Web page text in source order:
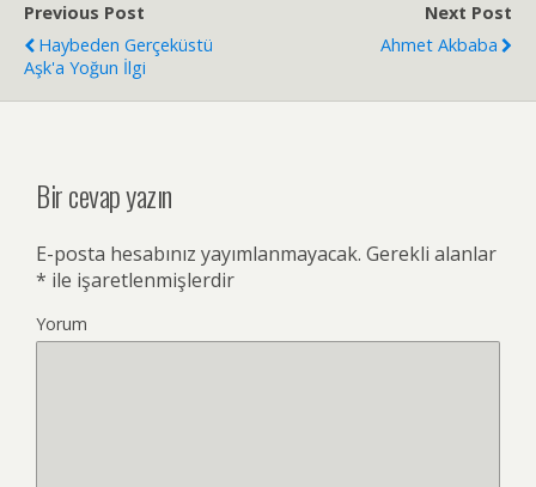
Previous Post
Haybeden Gerçeküstü
Aşk'a Yoğun İlgi
Next Post
Ahmet Akbaba
Bir cevap yazın
E-posta hesabınız yayımlanmayacak. Gerekli alanlar
* ile işaretlenmişlerdir
Yorum